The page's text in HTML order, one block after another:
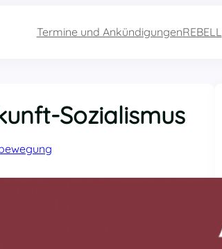
Termine und AnkündigungenREBELL
Sozialismus